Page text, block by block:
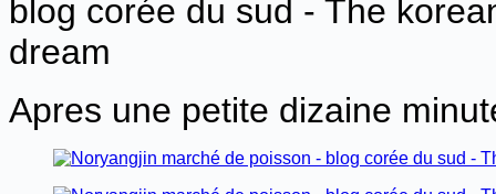
Apres une petite dizaine